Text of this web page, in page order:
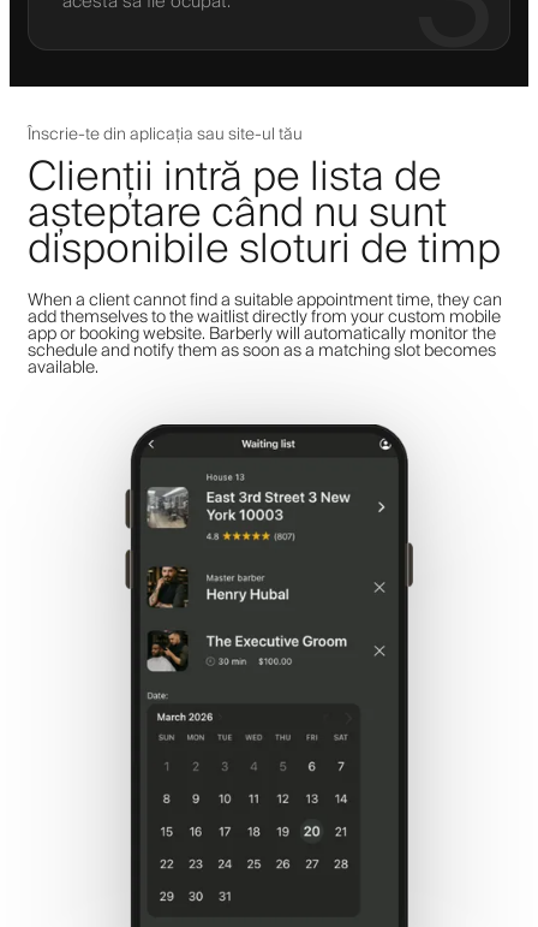
Înscrie-te din aplicația sau site-ul tău
Clienții intră pe lista de
așteptare când nu sunt
disponibile sloturi de timp
When a client cannot find a suitable appointment time, they can
add themselves to the waitlist directly from your custom mobile
app or booking website. Barberly will automatically monitor the
schedule and notify them as soon as a matching slot becomes
available.